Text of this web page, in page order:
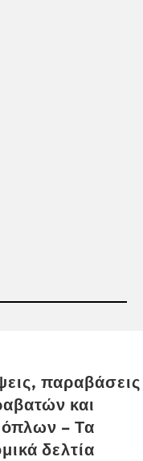
παραβάσεις
και
– Τα
δελτία